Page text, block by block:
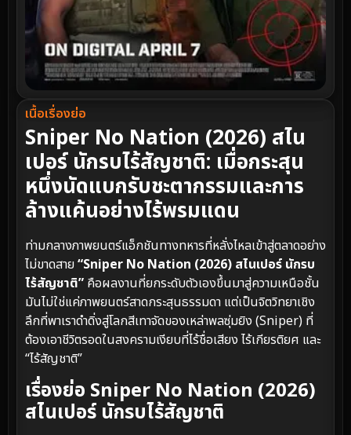
เนื้อเรื่องย่อ
Sniper No Nation (2026) สไน
เปอร์ นักรบไร้สัญชาติ: เมื่อกระสุน
หนึ่งนัดแบกรับชะตากรรมและการ
ล้างแค้นอย่างไร้พรมแดน
ท่ามกลางภาพยนตร์แอ็กชันทางทหารที่หลั่งไหลเข้าสู่ตลาดอย่าง
ไม่ขาดสาย“Sniper No Nation (2026) สไนเปอร์ นักรบ
ไร้สัญชาติ” คือผลงานที่ยกระดับตัวเองขึ้นมาสู่ความเหนือชั้น
มันไม่ใช่แค่ภาพยนตร์สาดกระสุนธรรมดา แต่เป็นจิตวิทยาเชิง
ลึกที่พาเราดำดิ่งสู่โลกสีเทาจัดของเหล่าพลซุ่มยิง (Sniper) ที่
ต้องเอาชีวิตรอดในสงครามเงียบที่ไร้ชื่อเสียง ไร้เกียรติยศ และ
“ไร้สัญชาติ”
เรื่องย่อ Sniper No Nation (2026)
สไนเปอร์ นักรบไร้สัญชาติ